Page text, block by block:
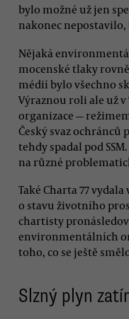
bylo možné už jen
nakonec
Nějaká
mocenské tlaky
médií bylo všechno
Výraznou roli ale už v
organizace —
Český svaz
tehdy spadal pod
na různé
Také Charta 77
o stavu životního
chartisty
environmentálních
toho, co se ještě
Slzný plyn